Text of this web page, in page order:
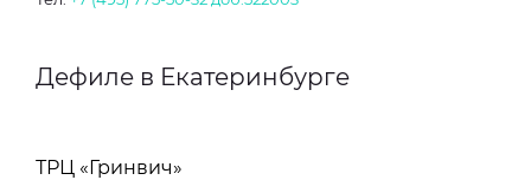
Дефиле в Екатеринбурге
ТРЦ «Гринвич»